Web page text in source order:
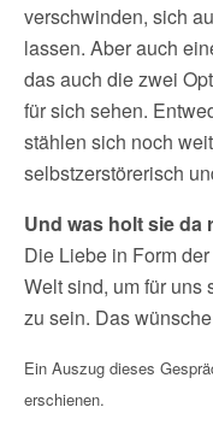
verschwinden, sich
lassen. Aber auch
das auch die zwei
für sich sehen.
stählen sich noch
selbstzerstörerisch
Und was holt sie da
Die Liebe in Form
Welt sind, um für uns
zu sein. Das
Ein Auszug dieses
erschienen.